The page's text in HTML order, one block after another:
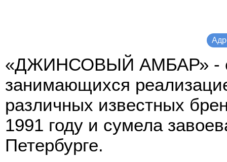
«ДЖИНСОВЫЙ АМБАР» -
занимающихся
различных известных
1991 году и сумела
Петербурге.